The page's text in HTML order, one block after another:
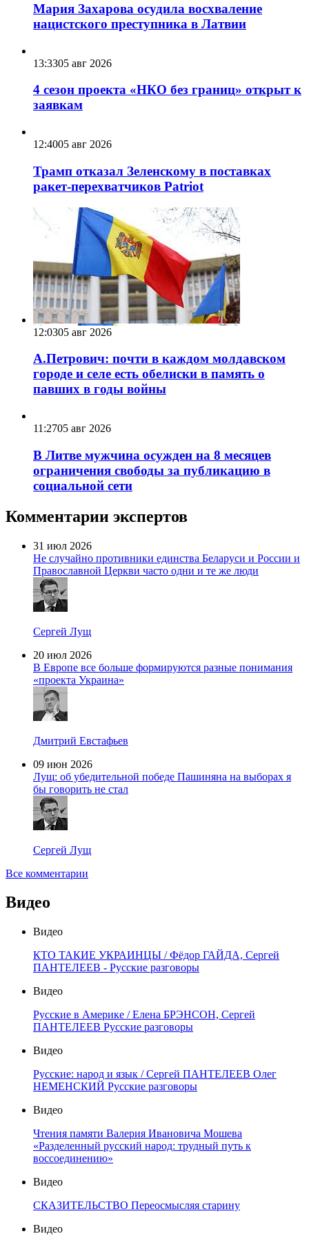
Мария Захарова осудила восхваление
нацистского преступника в Латвии
13:3305 авг 2026
4 сезон проекта «НКО без границ» открыт к
заявкам
12:4005 авг 2026
Трамп отказал Зеленскому в поставках
ракет-перехватчиков Patriot
12:0305 авг 2026
А.Петрович: почти в каждом молдавском
городе и селе есть обелиски в память о
павших в годы войны
11:2705 авг 2026
В Литве мужчина осужден на 8 месяцев
ограничения свободы за публикацию в
социальной сети
Комментарии экспертов
31 июл 2026
Не случайно противники единства Беларуси и России и
Православной Церкви часто одни и те же люди
Сергей Лущ
20 июл 2026
В Европе все больше формируются разные понимания
«проекта Украина»
Дмитрий Евстафьев
09 июн 2026
Лущ: об убедительной победе Пашиняна на выборах я
бы говорить не стал
Сергей Лущ
Все комментарии
Видео
Видео
КТО ТАКИЕ УКРАИНЦЫ / Фёдор ГАЙДА, Сергей
ПАНТЕЛЕЕВ - Русские разговоры
Видео
Русские в Америке / Елена БРЭНСОН, Сергей
ПАНТЕЛЕЕВ Русские разговоры
Видео
Русские: народ и язык / Сергей ПАНТЕЛЕЕВ Олег
НЕМЕНСКИЙ Русские разговоры
Видео
Чтения памяти Валерия Ивановича Мошева
«Разделенный русский народ: трудный путь к
воссоединению»
Видео
СКАЗИТЕЛЬСТВО Переосмысляя старину
Видео